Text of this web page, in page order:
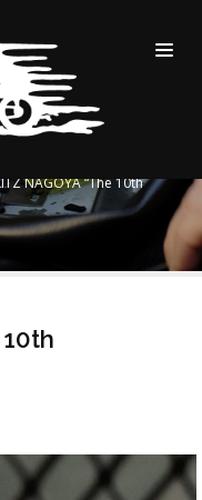
“THE
NAGOYA “The 10th
10th